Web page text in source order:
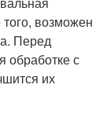
возможен
Перед
обработке с
их